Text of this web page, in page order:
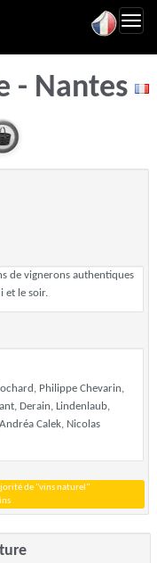
- Nantes
de vignerons authentiques
et le soir.
Philippe Chevarin,
Derain, Lindenlaub,
Calek, Nicolas
de "vins naturel"